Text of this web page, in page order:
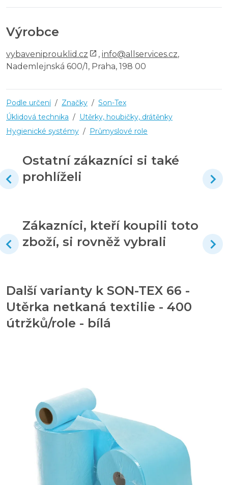
Výrobce
vybaveniprouklid.cz , info@allservices.cz,
Nademlejnská 600/1, Praha, 198 00
Podle určení / Značky / Son-Tex
Úklidová technika / Utěrky, houbičky, drátěnky
Hygienické systémy / Průmyslové role
Ostatní zákazníci si také
prohlíželi
Zákazníci, kteří koupili toto
zboží, si rovněž vybrali
Další varianty k SON-TEX 66 -
Utěrka netkaná textilie - 400
útržků/role - bílá